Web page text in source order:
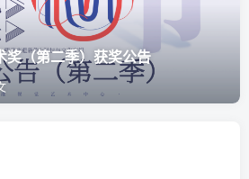
（第二季）获奖公告